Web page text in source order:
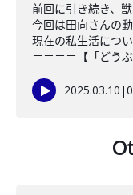
前回に引き続き、
今回は田向さんの
現在の私生活につ
＝＝＝＝【「どう
2025.03.10 |